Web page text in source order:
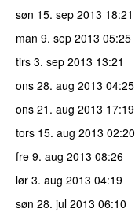
søn 15. sep 2013 18:21
man 9. sep 2013 05:25
tirs 3. sep 2013 13:21
ons 28. aug 2013 04:25
ons 21. aug 2013 17:19
tors 15. aug 2013 02:20
fre 9. aug 2013 08:26
lør 3. aug 2013 04:19
søn 28. jul 2013 06:10